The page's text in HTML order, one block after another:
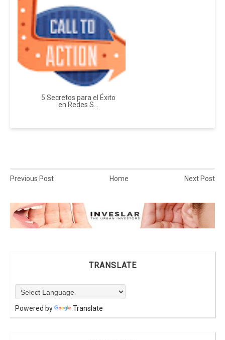
5 Secretos para el Éxito
en Redes S...
Previous Post Home Next Post
TRANSLATE
Powered by Translate